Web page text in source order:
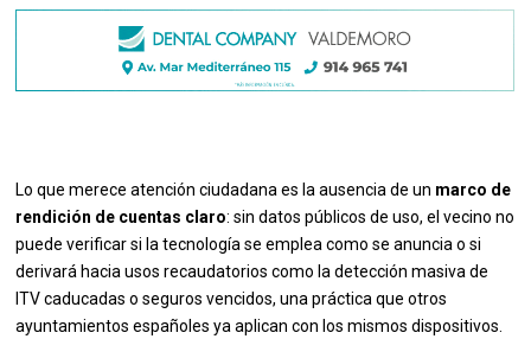
Lo que merece atención ciudadana es la ausencia de un marco de
rendición de cuentas claro: sin datos públicos de uso, el vecino no
puede verificar si la tecnología se emplea como se anuncia o si
derivará hacia usos recaudatorios como la detección masiva de
ITV caducadas o seguros vencidos, una práctica que otros
ayuntamientos españoles ya aplican con los mismos dispositivos.